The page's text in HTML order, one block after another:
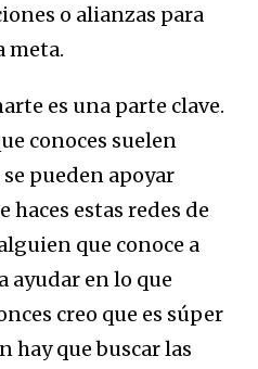
o alianzas para
meta.
es una parte clave.
conoces suelen
pueden apoyar
estas redes de
que conoce a
ayudar en lo que
creo que es súper
hay que buscar las